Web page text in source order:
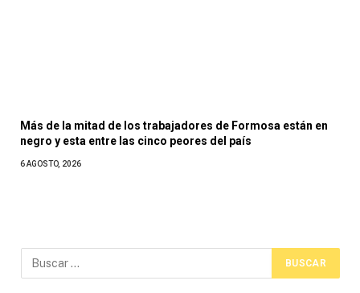
Más de la mitad de los trabajadores de Formosa están en
negro y esta entre las cinco peores del país
6 AGOSTO, 2026